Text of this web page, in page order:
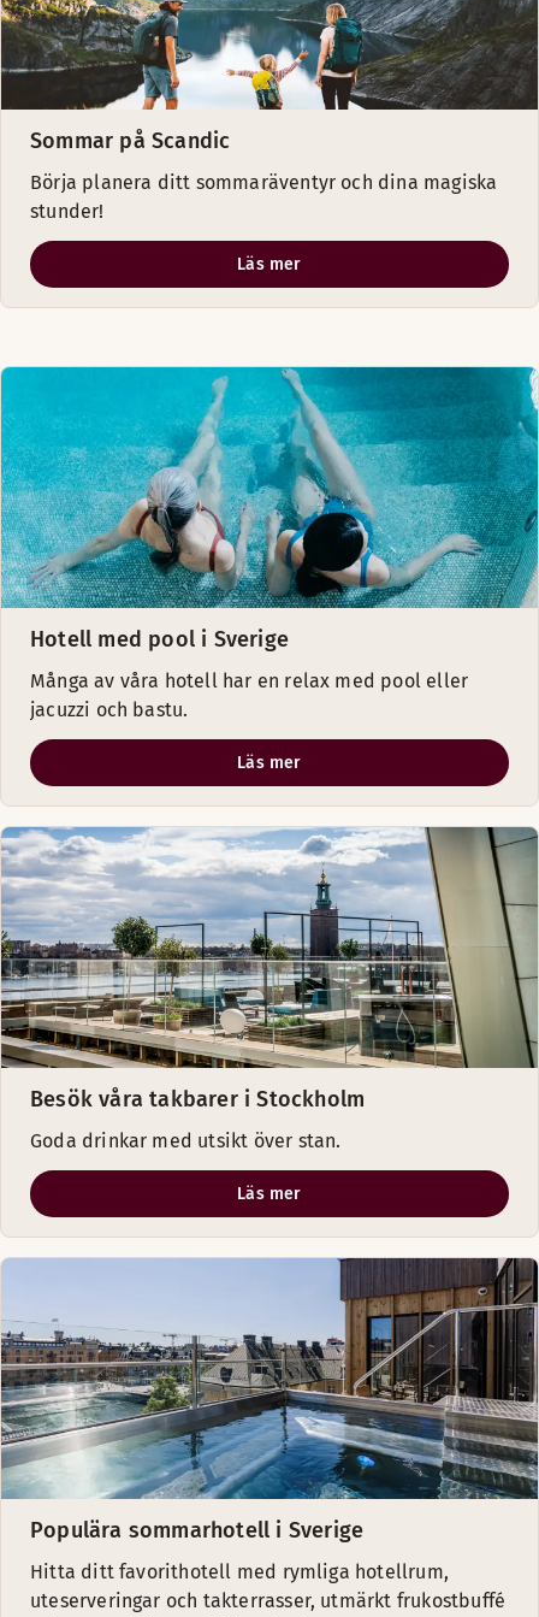
Sommar på Scandic
Börja planera ditt sommaräventyr och dina magiska
stunder!
Läs mer
Hotell med pool i Sverige
Många av våra hotell har en relax med pool eller
jacuzzi och bastu.
Läs mer
Besök våra takbarer i Stockholm
Goda drinkar med utsikt över stan.
Läs mer
Populära sommarhotell i Sverige
Hitta ditt favorithotell med rymliga hotellrum,
uteserveringar och takterrasser, utmärkt frukostbuffé